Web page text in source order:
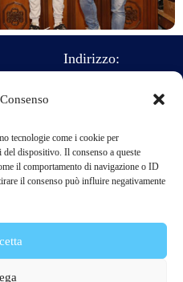
tecnologie come i cookie per
del dispositivo. Il consenso a queste
il comportamento di navigazione o ID
il consenso può influire negativamente
Indirizzo:
Nazionale Arci
c/o sede nazionale
dell'ARCI Caccia
Franchellucci